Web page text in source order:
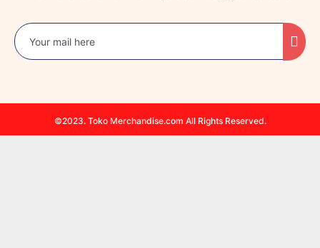
©2023. Toko Merchandise.com All Rights Reserved.